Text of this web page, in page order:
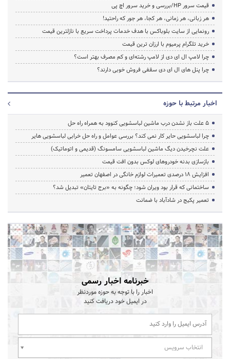
قیمت سرور HP/بررسی و خرید سرور اچ پی
هر زبانی، هر زمانی، هر کجا، هر جور که راحتید!
رونمایی از سایت بلوباکس با هدف خدمات پرداخت سریع با نازلترین قیمت
خرید تلگرام پرمیوم با ارزان ترین قیمت
چرا لامپ ال ای دی از لامپ رشته‌ای و کم مصرف بهتر است؟
چرا پنل های ال ای دی سقفی فروش خوبی دارند؟
اخبار مرتبط با حوزه
5 علت باز نشدن درب ماشین لباسشویی کنوود به همراه راه حل
چرا لباسشویی حایر کار نمی کند؟ بررسی عوامل و راه حل خرابی لباسشویی هایر
علت نچرخیدن دیگ ماشین لباسشویی سامسونگ (قدیمی و اتوماتیک)
بازسازی بدنه خودروهای لوکس بدون افت قیمت
افزایش ۱۸ درصدی تعمیرات لوازم خانگی در اصفهان تعمیر
ساختمانی که قرار بود ویران شود؛ چگونه به «برج تایتان» تبدیل شد؟
تعمیر پکیج در شادآباد با ضمانت
خبرنامه اخبار رسمی
اخبار را با توجه به حوزه موردنظر
در ایمیل خود دریافت کنید
انتخاب سرویس